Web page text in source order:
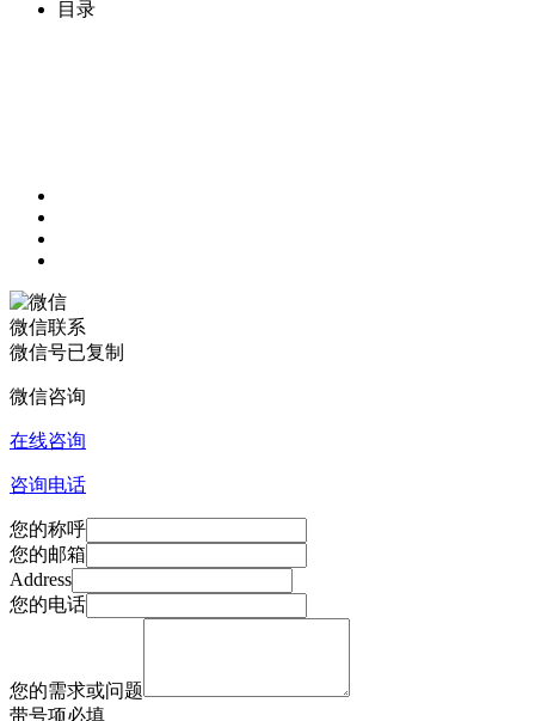
目录
微信联系
微信号已复制
微信咨询
在线咨询
咨询电话
您的称呼
您的邮箱
Address
您的电话
您的需求或问题
带号项必填